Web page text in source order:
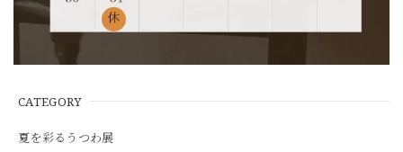
CATEGORY
夏を彩るうつわ展